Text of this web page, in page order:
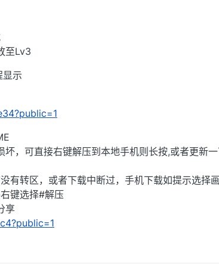
至Lv3
显示
，可直接右键解压到本地手机则长按,或者更新
有转区，或者下载中断过，手机下载如提示选择
键选择#解压
享